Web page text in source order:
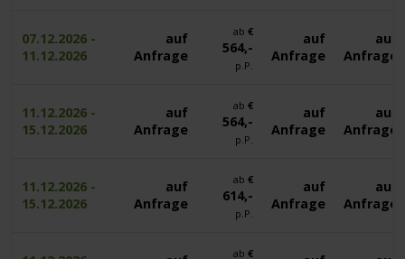
07.12.2026 -
11.12.2026
auf
Anfrage
ab€
564,-
p.P.
auf
Anfrage
auf
Anfrage
11.12.2026 -
15.12.2026
auf
Anfrage
ab€
564,-
p.P.
auf
Anfrage
auf
Anfrage
11.12.2026 -
15.12.2026
auf
Anfrage
ab€
614,-
p.P.
auf
Anfrage
auf
Anfrage
ab€